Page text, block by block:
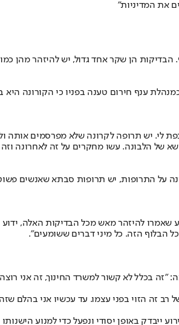
את המדיניות"
הבדיקות הן שקר אחד גדול, יש להיזהר מהן
ענף חירום טענה בפניו כי הקורונה היא
לי. יש תרופה לקרונה שלא מפרסמים אותה
של הלבונה. עשו מחקרים על זה לאחרונה
יש תרופות סבתא שאנשים פשוט יצאו מזה תוך
שאמרו להיזהר מאש מכל הבדיקות האלה,
הבלוף הזה. כל מיני דברים ששומעים".
לא קשור למשרד החינוך, זה אני רוצה
זה הזוי בפני עצמו. עד עכשיו אני בהלם
ייבדק באופן יסודי ונפעל כדי למנוע